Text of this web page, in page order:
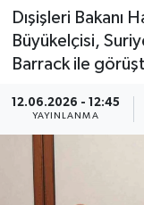
Dışişleri Bakanı
Büyükelçisi,
Barrack ile
12.06.2026 - 12:45
YAYINLANMA
Advertising
ÇEVRE
Dış Haberler
Haber Arşivi